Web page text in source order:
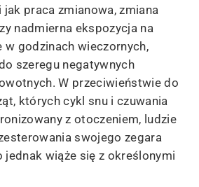
praca zmianowa, zmiana
nadmierna ekspozycja na
w godzinach wieczornych,
szeregu negatywnych
W przeciwieństwie do
których cykl snu i czuwania
z otoczeniem, ludzie
swojego zegara
jednak wiąże się z określonymi